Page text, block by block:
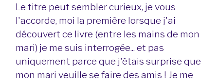
Le titre peut sembler curieux, je vous
l'accorde, moi la première lorsque j'ai
découvert ce livre (entre les mains de mon
mari) je me suis interrogée... et pas
uniquement parce que j'étais surprise que
mon mari veuille se faire des amis ! Je me